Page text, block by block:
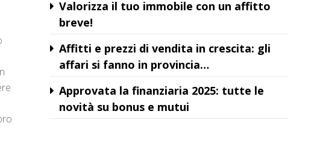
Valorizza il tuo immobile con un affitto
breve!
Affitti e prezzi di vendita in crescita: gli
affari si fanno in provincia…
Approvata la finanziaria 2025: tutte le
novità su bonus e mutui